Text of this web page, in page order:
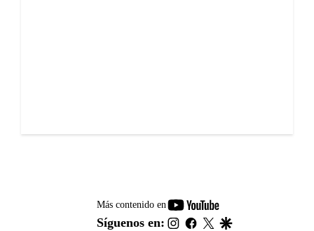
Más contenido en
youtube-
footer
Síguenos en: instagram
facebook
twitter